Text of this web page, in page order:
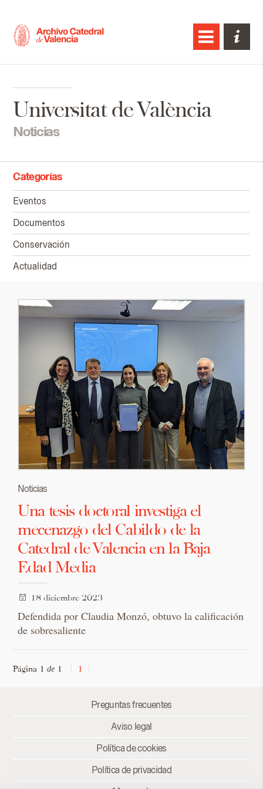
Universitat de València
Noticias
Categorías
Eventos
Documentos
Conservación
Actualidad
Noticias
Una tesis doctoral investiga el
mecenazgo del Cabildo de la
Catedral de Valencia en la Baja
Edad Media
18 diciembre 2023
Defendida por Claudia Monzó, obtuvo la calificación
de sobresaliente
Página 1de 1 1
Preguntas frecuentes
Aviso legal
Política de cookies
Política de privacidad